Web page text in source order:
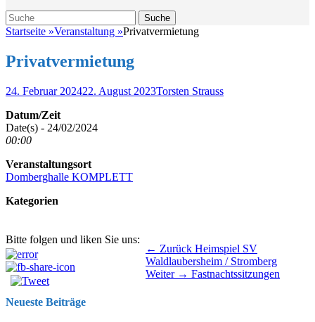
Suche
Suche
nach:
Startseite »Veranstaltung »Privatvermietung
Privatvermietung
Veröffentlicht
24. Februar 202422. August 2023Autor
Torsten Strauss
Datum/Zeit
Date(s) - 24/02/2024
00:00
Veranstaltungsort
Domberghalle KOMPLETT
Kategorien
Bitte folgen und liken Sie uns:
Beitragsnavigation ← Zurück Vorhergehender
Beitrag:
Heimspiel SV
Waldlaubersheim / Stromberg
Weiter → Nächster
Fastnachtssitzungen
Neueste Beiträge